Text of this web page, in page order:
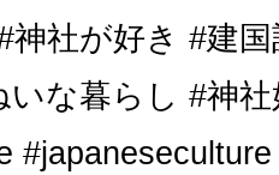
神社が好き #建
いな暮らし #神
#japaneseculture